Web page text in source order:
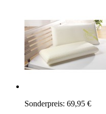
Sonderpreis: 69,95 €